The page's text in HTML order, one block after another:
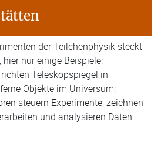
der Teilchenphysik steckt
nur einige Beispiele:
Teleskopspiegel in
Objekte im Universum;
steuern Experimente, zeichnen
und analysieren Daten.